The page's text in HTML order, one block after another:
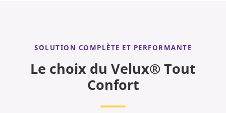
SOLUTION COMPLÈTE ET PERFORMANTE
Le choix du Velux® Tout
Confort